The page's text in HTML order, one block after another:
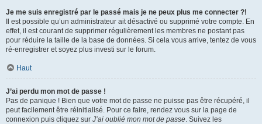
Je me suis enregistré par le passé mais je ne peux plus me connecter ?!
Il est possible qu’un administrateur ait désactivé ou supprimé votre compte. En
effet, il est courant de supprimer régulièrement les membres ne postant pas
pour réduire la taille de la base de données. Si cela vous arrive, tentez de vous
ré-enregistrer et soyez plus investi sur le forum.
Haut
J’ai perdu mon mot de passe !
Pas de panique ! Bien que votre mot de passe ne puisse pas être récupéré, il
peut facilement être réinitialisé. Pour ce faire, rendez vous sur la page de
connexion puis cliquez sur J’ai oublié mon mot de passe. Suivez les